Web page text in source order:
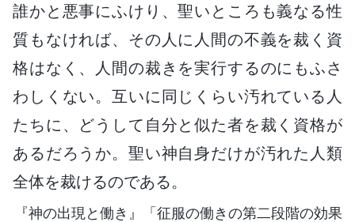
誰かと悪事にふけり、聖いところも義なる性
質もなければ、その人に人間の不義を裁く資
格はなく、人間の裁きを実行するのにもふさ
わしくない。互いに同じくらい汚れている人
たちに、どうして自分と似た者を裁く資格が
あるだろうか。聖い神自身だけが汚れた人類
全体を裁けるのである。
『神の出現と働き』「征服の働きの第二段階の効果